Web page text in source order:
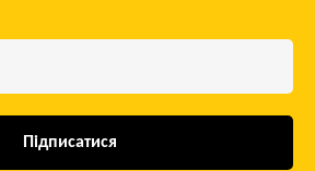
Підписатися